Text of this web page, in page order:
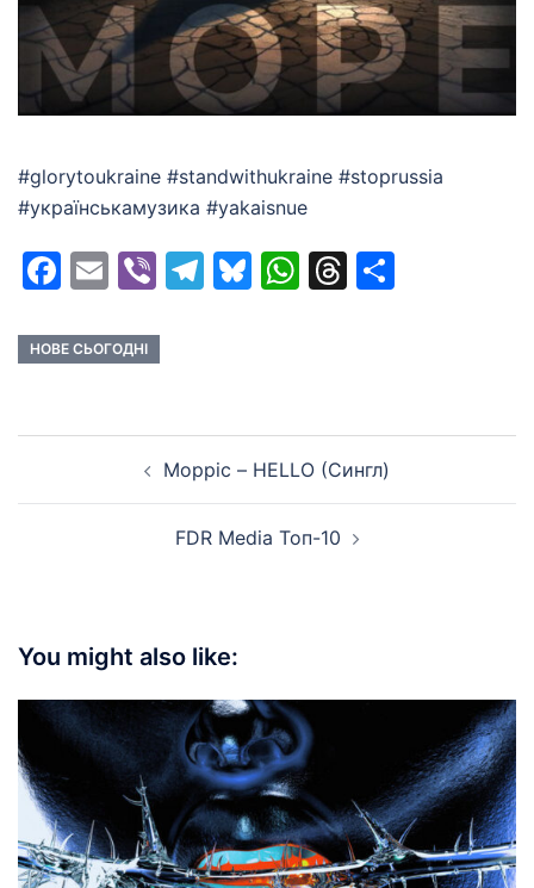
#glorytoukraine #standwithukraine #stoprussia
#українськамузика #yakaisnue
Facebook
EmailViberTelegram
Bluesky
WhatsApp
Threads
НОВЕ СЬОГОДНІ
navigation Морріс – HELLO (Сингл)
FDR Media Топ-10
You might also like: